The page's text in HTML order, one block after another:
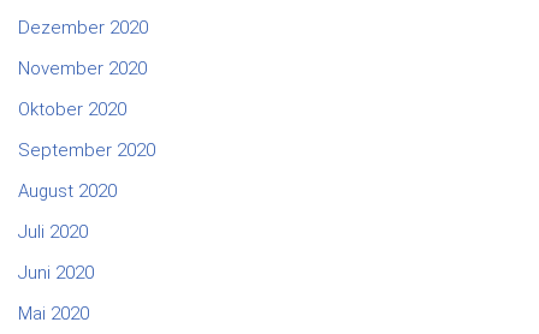
Dezember 2020
November 2020
Oktober 2020
September 2020
August 2020
Juli 2020
Juni 2020
Mai 2020